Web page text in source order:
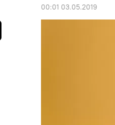
00:01 03.05.2019